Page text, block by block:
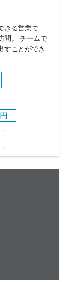
きる営業で
問。 チームで
すことができ